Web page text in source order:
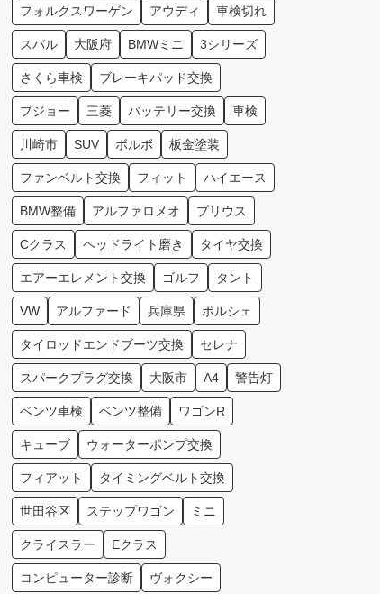
フォルクスワーゲン アウディ 車検切れ
スバル 大阪府 BMWミニ 3シリーズ
さくら車検 ブレーキパッド交換
プジョー 三菱 バッテリー交換 車検
川崎市 SUV ボルボ 板金塗装
ファンベルト交換 フィット ハイエース
BMW整備 アルファロメオ プリウス
Cクラス ヘッドライト磨き タイヤ交換
エアーエレメント交換 ゴルフ タント
VW アルファード 兵庫県 ポルシェ
タイロッドエンドブーツ交換 セレナ
スパークプラグ交換 大阪市 A4 警告灯
ベンツ車検 ベンツ整備 ワゴンR
キューブ ウォーターポンプ交換
フィアット タイミングベルト交換
世田谷区 ステップワゴン ミニ
クライスラー Eクラス
コンピューター診断 ヴォクシー